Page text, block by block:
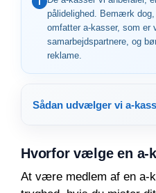
pålidelighed. Bemærk
omfatter a-kasser, som er
samarbejdspartnere, og
reklame.
Sådan udvælger vi a-
Hvorfor vælge en a-
At være medlem af en a-